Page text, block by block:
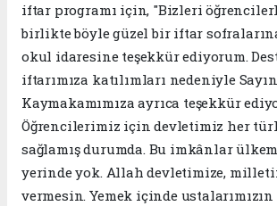
iftar programı için, "Bizleri
birlikte böyle güzel bir iftar
okul idaresine teşekkür ediyorum.
iftarımıza katılımları nedeniyle Sayın
Kaymakamımıza ayrıca teşekkür
Öğrencilerimiz için devletimiz her
sağlamış durumda. Bu imkânlar
yerinde yok. Allah devletimize,
vermesin. Yemek içinde